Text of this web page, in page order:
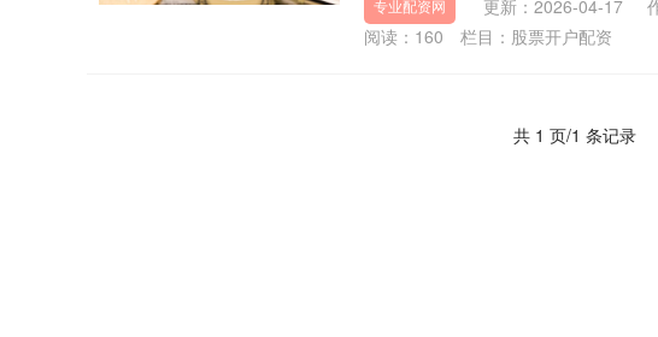
专业配资网 更新：2026-04-17
阅读： 160 栏目： 股票开户配资
共 1 页/1 条记录